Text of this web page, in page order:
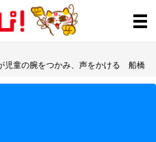
児童の腕をつかみ、声をかける 船橋